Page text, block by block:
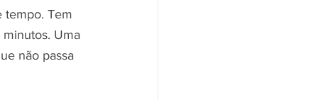
tempo. Tem
Uma
não passa